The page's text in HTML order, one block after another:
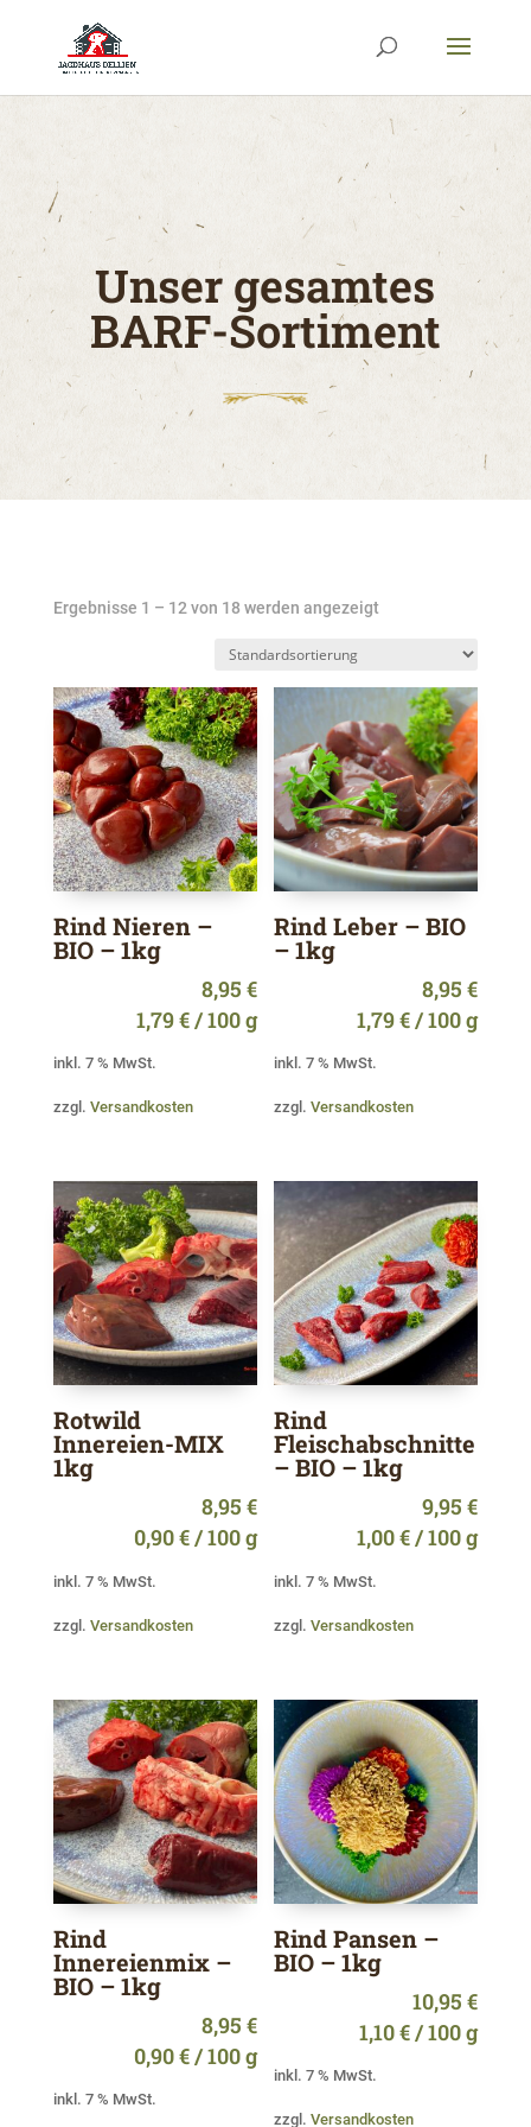
Unser gesamtes
BARF-Sortiment
Ergebnisse 1 – 12 von 18 werden angezeigt
Rind Nieren –
BIO – 1kg
8,95 €
1,79€/100g
inkl. 7 % MwSt.
zzgl. Versandkosten
Rind Leber – BIO
– 1kg
8,95€
1,79€/100g
inkl. 7 % MwSt.
zzgl.Versandkosten
Rotwild
Innereien-MIX
1kg
8,95 €
0,90€/100g
inkl. 7 % MwSt.
zzgl. Versandkosten
Rind
Fleischabschnitte
– BIO – 1kg
9,95€
1,00€/100g
inkl. 7 % MwSt.
zzgl.Versandkosten
Rind
Innereienmix –
BIO – 1kg
8,95 €
0,90€/100g
inkl. 7 % MwSt.
Rind Pansen –
BIO – 1kg
10,95€
1,10€/100g
inkl. 7 % MwSt.
zzgl.Versandkosten